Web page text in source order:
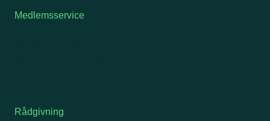
Medlemsservice
Rådgivning